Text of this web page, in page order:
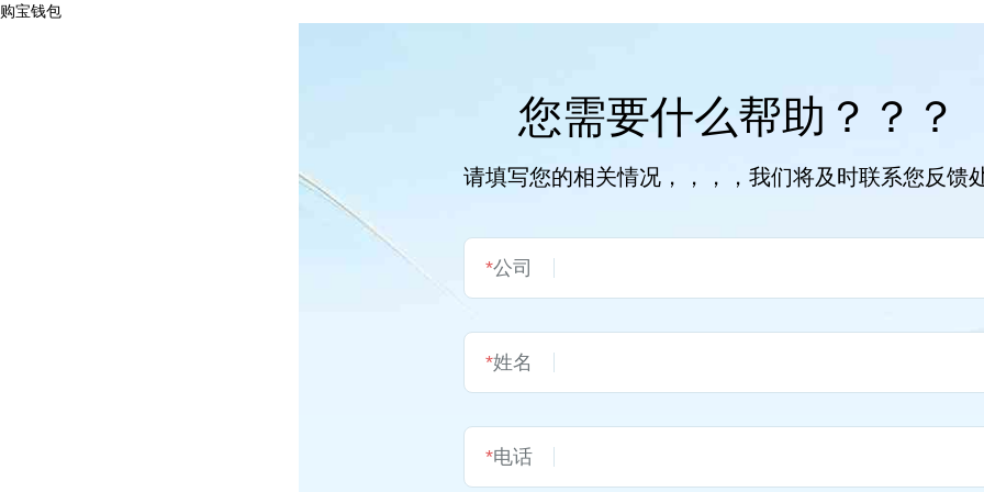
购宝钱包
您需要什么帮助？？？
请填写您的相关情况，，，，我们将及时联系您反馈
*公司
*姓名
*电话